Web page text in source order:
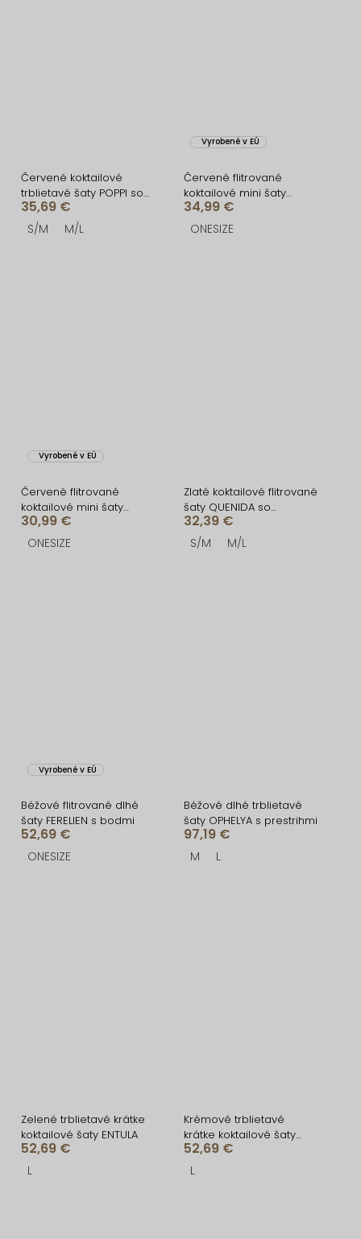
Červené koktailové
trblietavé šaty POPPI so
strapcami
35,69 €
S/M M/L
Vyrobené v EÚ
Červené flitrované
koktailové mini šaty
YORIXA
34,99 €
ONESIZE
Vyrobené v EÚ
Červené flitrované
koktailové mini šaty
SOKIRA s dlhým rukávom
30,99 €
ONESIZE
Zlaté koktailové flitrované
šaty QUENIDA so
strapcami
32,39 €
S/M M/L
Vyrobené v EÚ
Béžové flitrované dlhé
šaty FERELIEN s bodmi
52,69 €
ONESIZE
Béžové dlhé trblietavé
šaty OPHELYA s prestrihmi
97,19 €
M L
Zelené trblietavé krátke
koktailové šaty ENTULA
52,69 €
L
Krémové trblietavé
krátke koktailové šaty
ENTULA
52,69 €
L